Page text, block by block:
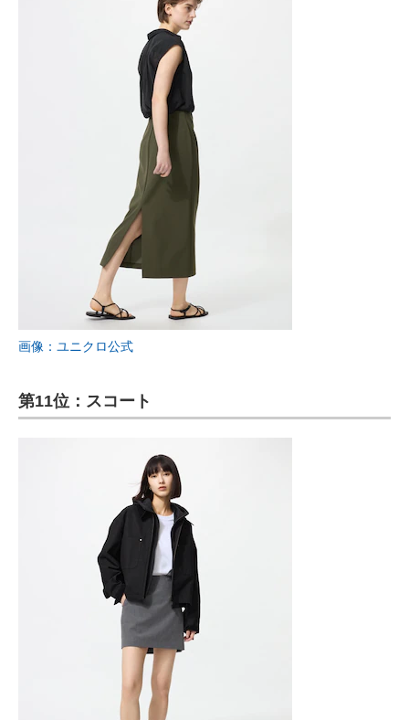
画像：ユニクロ公式
第11位：スコート